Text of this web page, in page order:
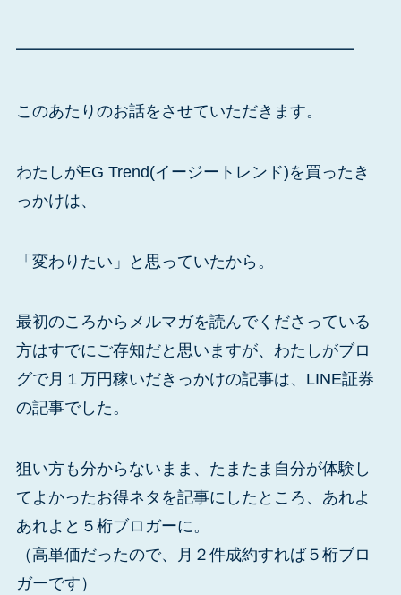
━━━━━━━━━━━━━━━━━━━━━
このあたりのお話をさせていただきます。
わたしがEG Trend(イージートレンド)を買ったき
っかけは、
「変わりたい」と思っていたから。
最初のころからメルマガを読んでくださっている
方はすでにご存知だと思いますが、わたしがブロ
グで月１万円稼いだきっかけの記事は、LINE証券
の記事でした。
狙い方も分からないまま、たまたま自分が体験し
てよかったお得ネタを記事にしたところ、あれよ
あれよと５桁ブロガーに。
（高単価だったので、月２件成約すれば５桁ブロ
ガーです）